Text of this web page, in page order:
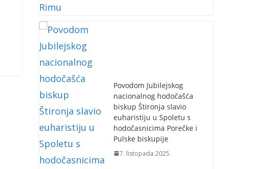
Povodom Jubilejskog
nacionalnog hodočašća
biskup Štironja slavio
euharistiju u Spoletu s
hodočasnicima Porečke i
Pulske biskupije
7. listopada 2025.